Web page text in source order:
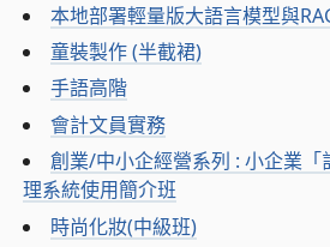
本地部署輕量版大語言模型與
童裝製作 (半截裙)
手語高階
會計文員實務
創業/中小企經營系列 : 小企業「
理系統使用簡介班
時尚化妝(中級班)